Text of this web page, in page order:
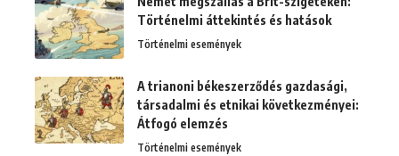
Történelmi áttekintés és hatások
Történelmi események
A trianoni békeszerződés gazdasági,
társadalmi és etnikai következményei:
Átfogó elemzés
Történelmi események